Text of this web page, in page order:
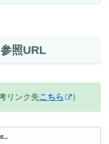
照URL
リンク先こちら ）